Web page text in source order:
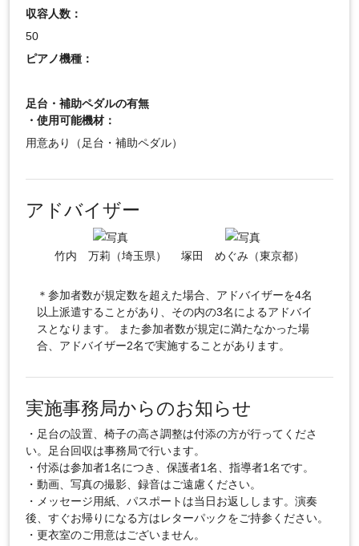
収容人数：
50
ピアノ機種：
足台・補助ペダルの有無
・使用可能機材：
用意あり（足台・補助ペダル）
アドバイザー
竹内 万莉（埼玉県） 塚田 めぐみ（東京都）
＊参加者数が規定数を超えた場合、アドバイザーを4名
以上派遣することがあり、その内の3名によるアドバイ
スとなります。 また参加者数が規定に満たなかった場
合、アドバイザー2名で実施することがあります。
実施事務局からのお知らせ
・足台の設置、椅子の高さ調整は付添の方が行ってくださ
い。足台回収は事務局で行います。
・付添は参加者1名につき、保護者1名、指導者1名です。
・動画、写真の撮影、録音はご遠慮ください。
・メッセージ用紙、パスポートは当日お返しします。演奏
後、すぐお帰りになる方はレターパックをご持参ください。
・更衣室のご用意はございません。